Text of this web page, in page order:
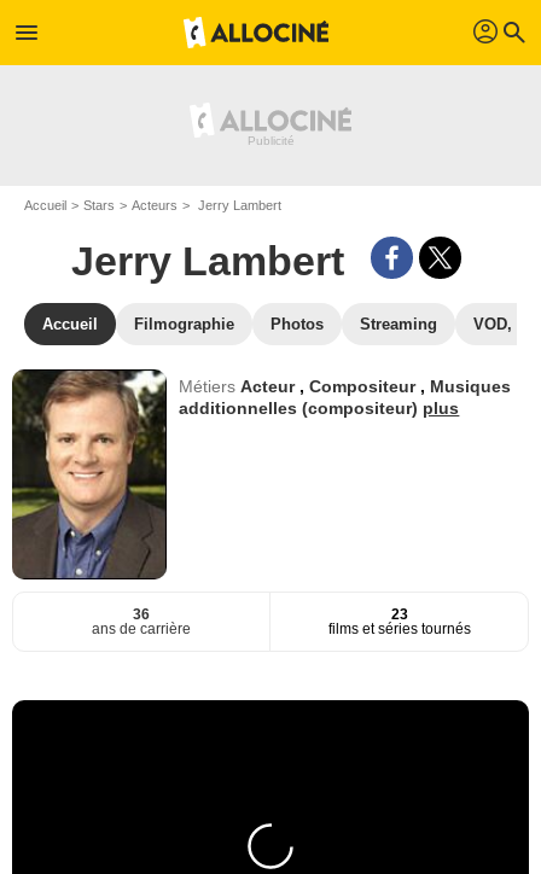
menu profil search
Accueil Stars Acteurs Jerry Lambert
Jerry Lambert
Accueil Filmographie Photos Streaming VOD,
MétiersActeur ,Compositeur , Musiques
additionnelles (compositeur) plus
36
ans de carrière
23
films et séries tournés